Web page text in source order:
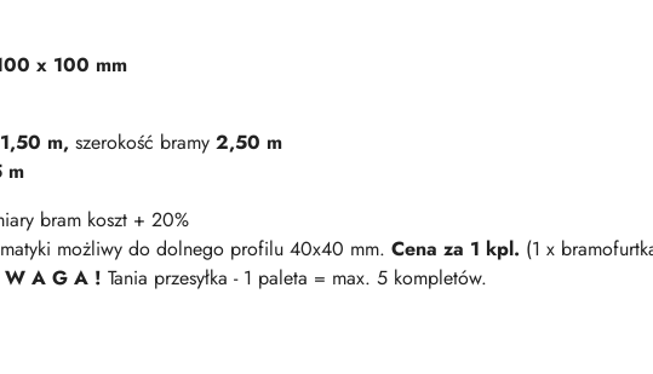
x 100 mm
1,50 m, szerokość bramy 2,50 m
m
bram koszt + 20%
możliwy do dolnego profilu 40x40 mm. Cena za 1 kpl. (1 x
W A G A ! Tania przesyłka - 1 paleta = max. 5 kompletów.